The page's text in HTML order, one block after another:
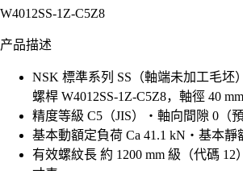
W4012SS-1Z-C5Z8
产品描述
NSK 標準系列 SS（軸端未加工毛坯
螺桿 W4012SS-1Z-C5Z8，軸徑 40
精度等級 C5（JIS）・軸向間隙 0（預
基本動額定負荷 Ca 41.1 kN・基本靜
有效螺紋長 約 1200 mm 級（代碼 12